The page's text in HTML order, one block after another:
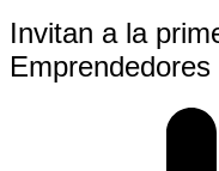
Invitan a la